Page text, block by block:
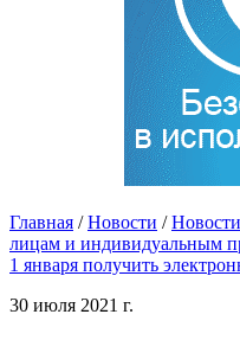
Главная / Новости /
лицам и индивидуальным
1 января получить
30 июля 2021 г.